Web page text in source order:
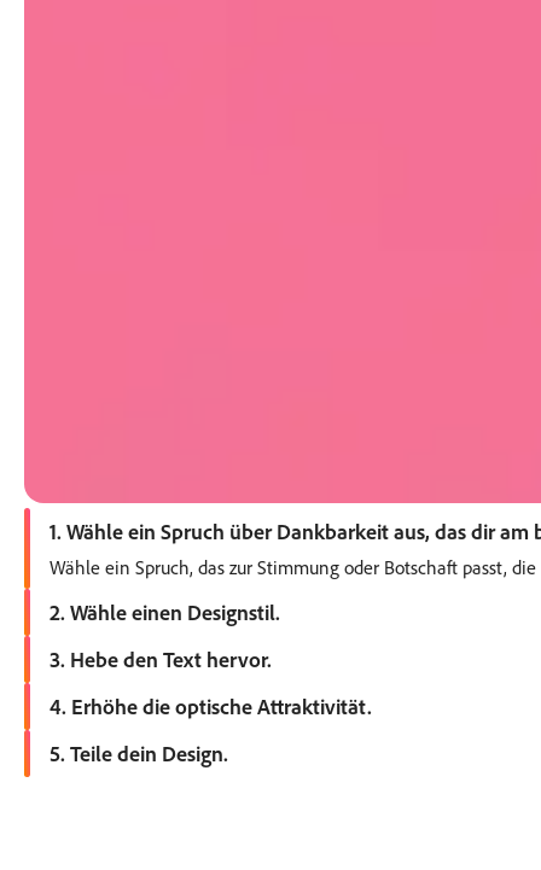
1. Wähle ein Spruch über Dankbarkeit aus, das dir am
Wähle ein Spruch, das zur Stimmung oder Botschaft passt,
2. Wähle einen Designstil.
Öffne Adobe Express und sieh dir die Vorlagen an. Du
3. Hebe den Text hervor.
Platziere das Zitat an einer prominenten Stelle. Probiere
4. Erhöhe die optische Attraktivität.
Füge passende Bilder, Rahmen, Farben oder Filter hinzu, um
5. Teile dein Design.